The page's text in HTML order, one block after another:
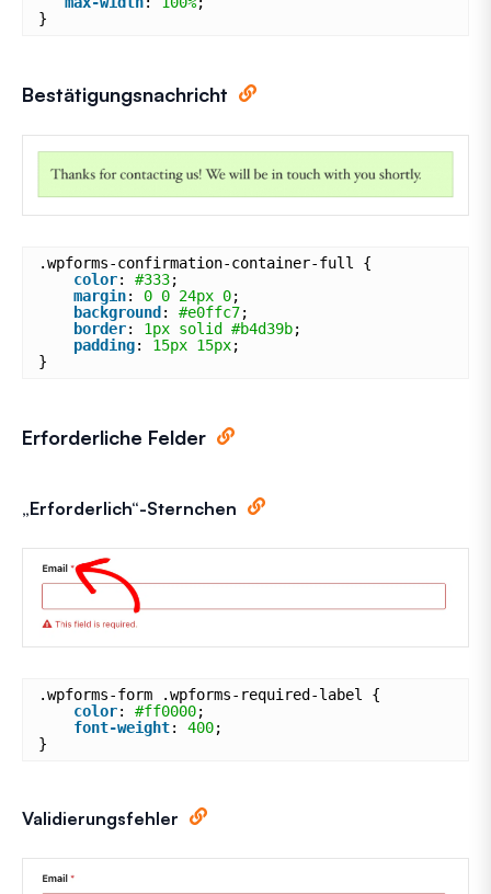
}
Bestätigungsnachricht
.wpforms-confirmation-container-full {
color: #333;
margin: 0 0 24px 0;
background: #e0ffc7;
border: 1px solid #b4d39b;
padding: 15px 15px;
}
Erforderliche Felder
„Erforderlich“-Sternchen
.wpforms-form .wpforms-required-label {
color: #ff0000;
font-weight: 400;
}
Validierungsfehler